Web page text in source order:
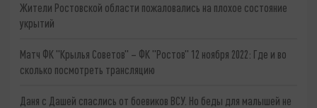
Жители Ростовской области пожаловались на плохое состояние
укрытий
Матч ФК "Крылья Советов" – ФК "Ростов" 12 ноября 2022: Где и во
сколько посмотреть трансляцию
Даня с Дашей спаслись от боевиков ВСУ. Но беды для малышей не